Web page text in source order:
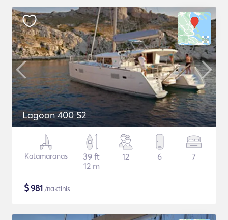
Lagoon 400 S2
Katamaranas
39 ft
12 m
12 6 7
$981 /naktinis